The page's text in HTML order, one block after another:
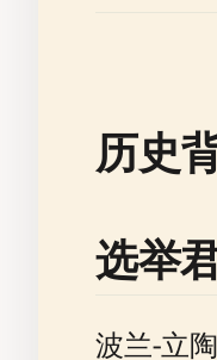
历史
选举
波兰-立